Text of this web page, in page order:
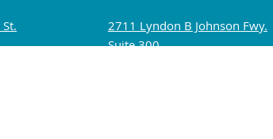
2711 Lyndon B Johnson Fwy.
Suite 300